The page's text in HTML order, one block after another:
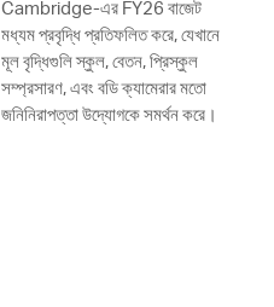
Cambridge-এর FY26 বাজেট
মধ্যম প্রবৃদ্ধি প্রতিফলিত করে, যেখানে
মূল বৃদ্ধিগুলি স্কুল, বেতন, প্রিস্কুল
সম্প্রসারণ, এবং বডি ক্যামেরার মতো
জনিনিরাপত্তা উদ্যোগকে সমর্থন করে।